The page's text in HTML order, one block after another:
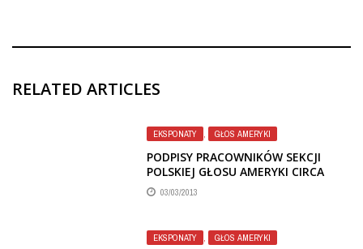
RELATED ARTICLES
EKSPONATY , GŁOS AMERYKI
PODPISY PRACOWNIKÓW SEKCJI
POLSKIEJ GŁOSU AMERYKI CIRCA
197503/03/2013
EKSPONATY , GŁOS AMERYKI